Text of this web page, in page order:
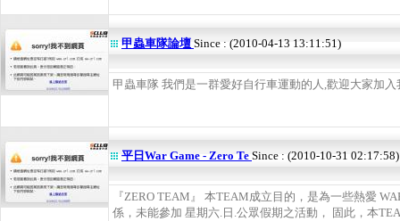
甲蟲車隊論壇 Since : (2010-04-13 13:11:51)
甲蟲車隊 我們是一群愛好自行車運動的人,歡迎大家加
平日War Game - Zero Te Since : (2010-10-31 02:17:58)
『ZERO TEAM』 本TEAM成立目的，是為一些熱愛
係，未能參加 星期六.日.公眾假期之活動， 固此，本